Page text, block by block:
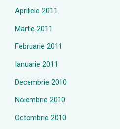
Aprilieie 2011
Martie 2011
Februarie 2011
Ianuarie 2011
Decembrie 2010
Noiembrie 2010
Octombrie 2010